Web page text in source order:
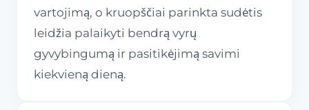
vartojimą, o kruopščiai parinkta sudėtis
leidžia palaikyti bendrą vyrų
gyvybingumą ir pasitikėjimą savimi
kiekvieną dieną.